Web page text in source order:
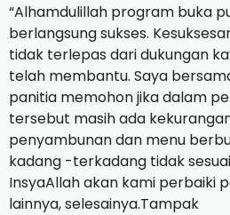
“Alhamdulillah program buka
berlangsung sukses.
tidak terlepas dari dukungan
telah membantu. Saya
panitia memohon jika dalam
tersebut masih ada
penyambunan dan menu
kadang -terkadang tidak
InsyaAllah akan kami perbaiki
lainnya, selesainya.Tampak